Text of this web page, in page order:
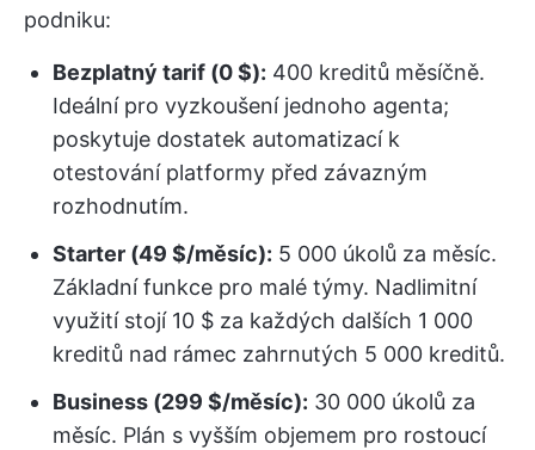
podniku:
Bezplatný tarif (0 $): 400 kreditů měsíčně.
Ideální pro vyzkoušení jednoho agenta;
poskytuje dostatek automatizací k
otestování platformy před závazným
rozhodnutím.
Starter (49 $/měsíc): 5 000 úkolů za měsíc.
Základní funkce pro malé týmy. Nadlimitní
využití stojí 10 $ za každých dalších 1 000
kreditů nad rámec zahrnutých 5 000 kreditů.
Business (299 $/měsíc): 30 000 úkolů za
měsíc. Plán s vyšším objemem pro rostoucí